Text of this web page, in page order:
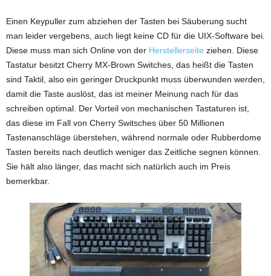
Einen Keypuller zum abziehen der Tasten bei Säuberung sucht
man leider vergebens, auch liegt keine CD für die UIX-Software bei.
Diese muss man sich Online von der Herstellerseite ziehen. Diese
Tastatur besitzt Cherry MX-Brown Switches, das heißt die Tasten
sind Taktil, also ein geringer Druckpunkt muss überwunden werden,
damit die Taste auslöst, das ist meiner Meinung nach für das
schreiben optimal. Der Vorteil von mechanischen Tastaturen ist,
das diese im Fall von Cherry Switsches über 50 Millionen
Tastenanschläge überstehen, während normale oder Rubberdome
Tasten bereits nach deutlich weniger das Zeitliche segnen können.
Sie hält also länger, das macht sich natürlich auch im Preis
bemerkbar.